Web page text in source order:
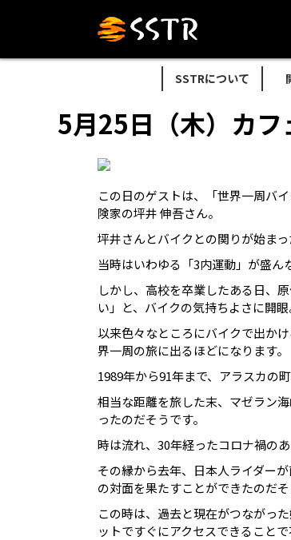
SSTRについて
5月25日（木）カ
この日のゲストは、「世界一周バ
険家の坪井 伸吾さん。
坪井さんとバイクとの関りが始ま
当時はいわゆる「3内運動」が盛ん
しかし、高校を卒業したある日、
い」と、バイクの気持ちよさに開眼
以来色々なところにバイクで出か
界一周の旅に出るほどになります。
1989年から91年まで、アラスカの
相当な距離を旅した末、マゼラン
ったのだそうです。
時は流れ、30年経ったコロナ禍の
その縁から去年、日本人ライダー
の対面を果たすことができたのだそ
この時は、過去と現在がつながっ
ットですぐにアクセスできること